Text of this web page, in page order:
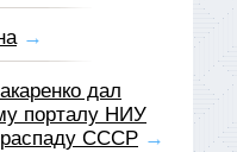
→
дал
порталу НИУ
СССР →